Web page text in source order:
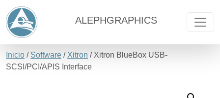
ALEPHGRAPHICS
Inicio / Software / Xitron / Xitron BlueBox USB-
SCSI/PCI/APIS Interface